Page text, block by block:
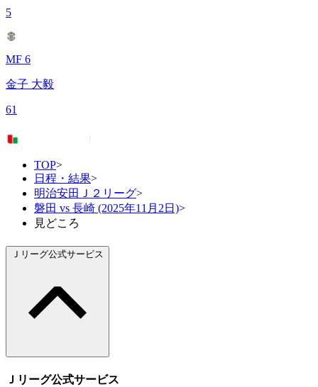
5
MF 6
金子 大毅
61
TOP>
日程・結果>
明治安田Ｊ２リーグ>
磐田 vs 長崎 (2025年11月2日)>
見どころ
Ｊリーグ公式サービス
Ｊリーグ公式サービス